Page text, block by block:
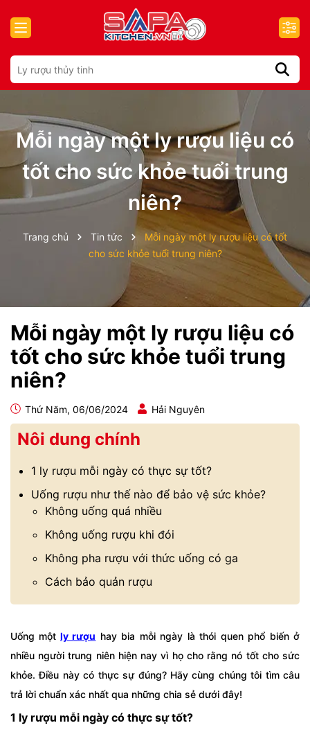
Mỗi ngày một ly rượu liệu có
tốt cho sức khỏe tuổi trung
niên?
Trang chủ Tin tức
Mỗi ngày một ly rượu liệu có tốt
cho sức khỏe tuổi trung niên?
Mỗi ngày một ly rượu liệu có
tốt cho sức khỏe tuổi trung
niên?
Thứ Năm, 06/06/2024 Hải Nguyên
Nôi dung chính
1 ly rượu mỗi ngày có thực sự tốt?
Uống rượu như thế nào để bảo vệ sức khỏe?
Không uống quá nhiều
Không uống rượu khi đói
Không pha rượu với thức uống có ga
Cách bảo quản rượu
Uống một ly rượu hay bia mỗi ngày là thói quen phổ biến ở
nhiều người trung niên hiện nay vì họ cho rằng nó tốt cho sức
khỏe. Điều này có thực sự đúng? Hãy cùng chúng tôi tìm câu
trả lời chuẩn xác nhất qua những chia sẻ dưới đây!
1 ly rượu mỗi ngày có thực sự tốt?